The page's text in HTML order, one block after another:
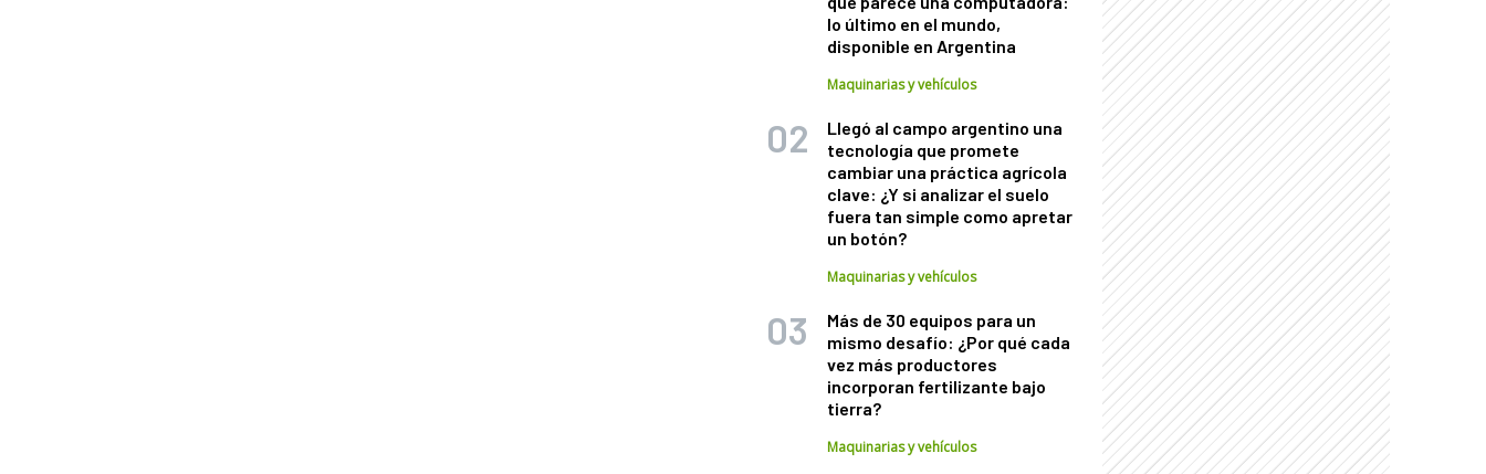
lo último en el mundo,
disponible en Argentina
Maquinarias y vehículos
Llegó al campo argentino una
tecnología que promete
cambiar una práctica agrícola
clave: ¿Y si analizar el suelo
fuera tan simple como apretar
un botón?
Maquinarias y vehículos
Más de 30 equipos para un
mismo desafío: ¿Por qué cada
vez más productores
incorporan fertilizante bajo
tierra?
Maquinarias y vehículos